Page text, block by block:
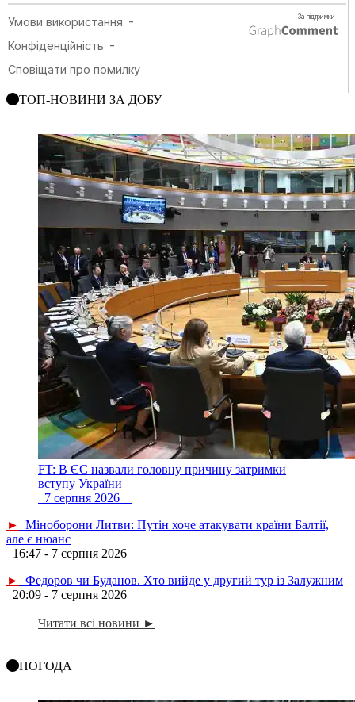
ТОП-НОВИНИ ЗА ДОБУ
FT: В ЄС назвали головну причину затримки
вступу України
7 серпня 2026
►
Міноборони Литви: Путін хоче атакувати країни Балтії,
але є нюанс
16:47 - 7 серпня 2026
►
Федоров чи Буданов. Хто вийде у другий тур із Залужним
20:09 - 7 серпня 2026
Читати всі новини ►
ПОГОДА